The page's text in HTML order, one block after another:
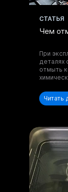
и
CТАТЬЯ
Чем
При
деталях
отмыть
Читать